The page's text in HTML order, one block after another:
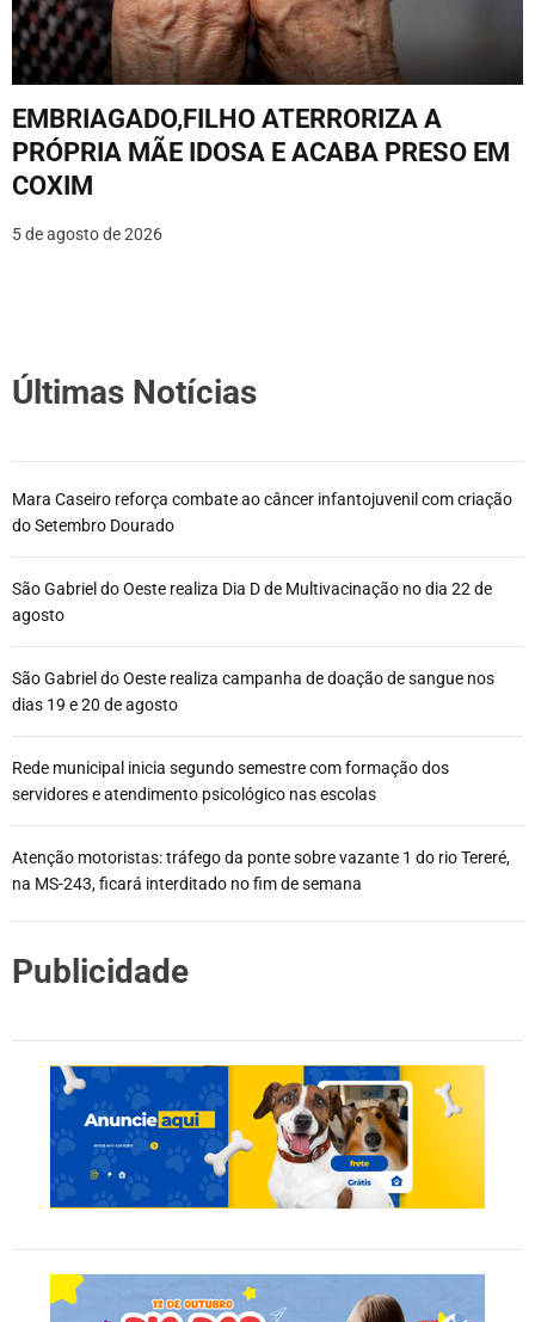
EMBRIAGADO,FILHO ATERRORIZA A
PRÓPRIA MÃE IDOSA E ACABA PRESO EM
COXIM
5 de agosto de 2026
Últimas Notícias
Mara Caseiro reforça combate ao câncer infantojuvenil com criação
do Setembro Dourado
São Gabriel do Oeste realiza Dia D de Multivacinação no dia 22 de
agosto
São Gabriel do Oeste realiza campanha de doação de sangue nos
dias 19 e 20 de agosto
Rede municipal inicia segundo semestre com formação dos
servidores e atendimento psicológico nas escolas
Atenção motoristas: tráfego da ponte sobre vazante 1 do rio Tereré,
na MS-243, ficará interditado no fim de semana
Publicidade